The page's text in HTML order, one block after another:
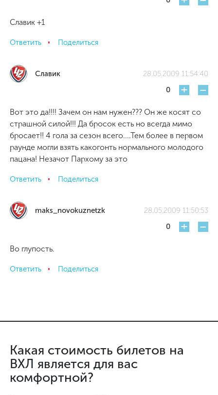
Славик +1
Ответить Поделиться
Славик
28.05.2009 11:54:40
0
+ -
Вот это да!!!! Зачем он нам нужен??? Он же косят со
страшной силой!!! Да бросок есть но всегда мимо
бросает!! 4 гола за сезон всего....Тем более в первом
раунде могли взять какогонть нормального молодого
пацана! Незачот Пархому за это
Ответить Поделиться
maks_novokuznetzk
28.05.2009 11:50:53
0
+ -
Во глупость.
Ответить Поделиться
Какая стоимость билетов на
ВХЛ является для вас
комфортной?